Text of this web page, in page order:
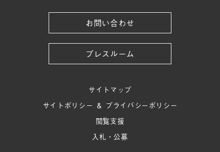
お問い合わせ
プレスルーム
サイトマップ
サイトポリシー ＆ プライバシーポリシー
閲覧支援
入札・公募